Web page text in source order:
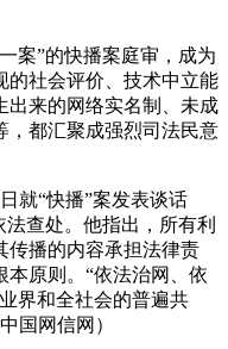
案”的快播案庭审，成为
的社会评价、技术中立能
出来的网络实名制、未成
，都汇聚成强烈司法民意
就“快播”案发表谈话
查处。他指出，所有利
传播的内容承担法律责
原则。“依法治网、依
界和全社会的普遍共
国网信网）